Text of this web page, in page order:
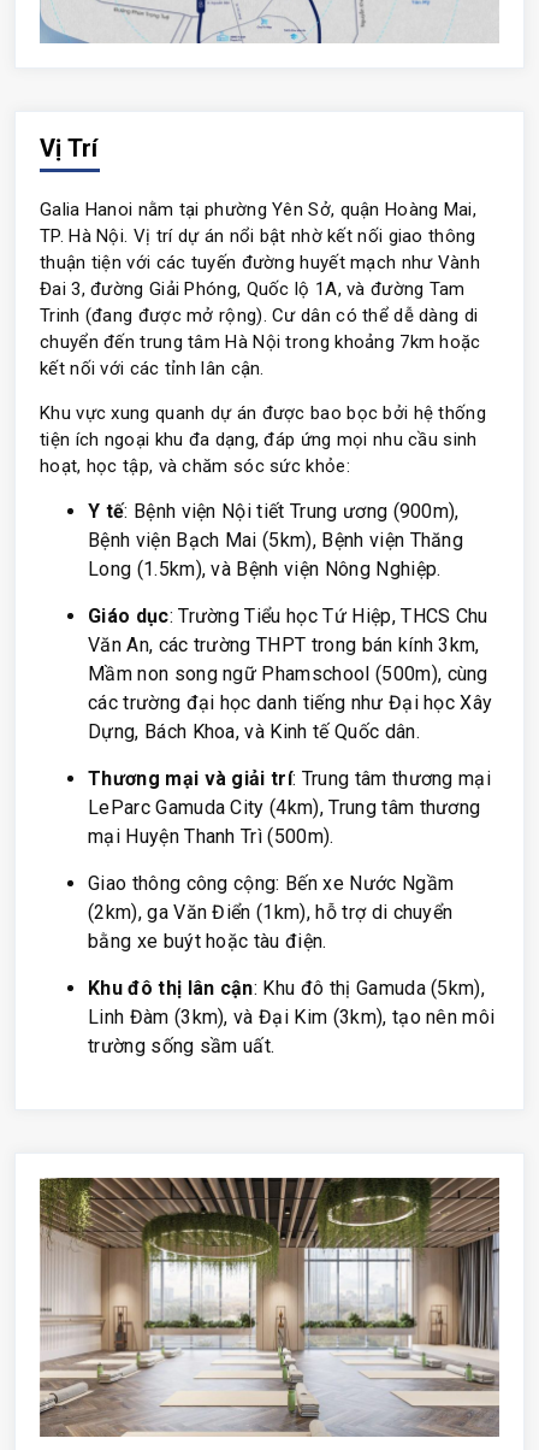
Vị Trí
Galia Hanoi nằm tại phường Yên Sở, quận Hoàng Mai,
TP. Hà Nội. Vị trí dự án nổi bật nhờ kết nối giao thông
thuận tiện với các tuyến đường huyết mạch như Vành
Đai 3, đường Giải Phóng, Quốc lộ 1A, và đường Tam
Trinh (đang được mở rộng). Cư dân có thể dễ dàng di
chuyển đến trung tâm Hà Nội trong khoảng 7km hoặc
kết nối với các tỉnh lân cận.
Khu vực xung quanh dự án được bao bọc bởi hệ thống
tiện ích ngoại khu đa dạng, đáp ứng mọi nhu cầu sinh
hoạt, học tập, và chăm sóc sức khỏe:
Y tế: Bệnh viện Nội tiết Trung ương (900m),
Bệnh viện Bạch Mai (5km), Bệnh viện Thăng
Long (1.5km), và Bệnh viện Nông Nghiệp.
Giáo dục: Trường Tiểu học Tứ Hiệp, THCS Chu
Văn An, các trường THPT trong bán kính 3km,
Mầm non song ngữ Phamschool (500m), cùng
các trường đại học danh tiếng như Đại học Xây
Dựng, Bách Khoa, và Kinh tế Quốc dân.
Thương mại và giải trí: Trung tâm thương mại
LeParc Gamuda City (4km), Trung tâm thương
mại Huyện Thanh Trì (500m).
Giao thông công cộng: Bến xe Nước Ngầm
(2km), ga Văn Điển (1km), hỗ trợ di chuyển
bằng xe buýt hoặc tàu điện.
Khu đô thị lân cận: Khu đô thị Gamuda (5km),
Linh Đàm (3km), và Đại Kim (3km), tạo nên môi
trường sống sầm uất.